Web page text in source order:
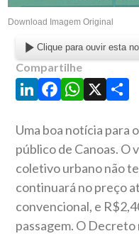
Download Imagem Original
Clique para ouvir esta
Compartilhe
LinkedIn
Facebook
X
Uma boa notícia para
público de Canoas.
coletivo urbano não
continuará no preço
convencional, e
passagem. O Decreto